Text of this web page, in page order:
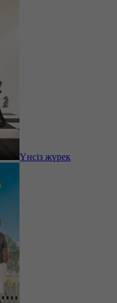
Үнсіз жүрек